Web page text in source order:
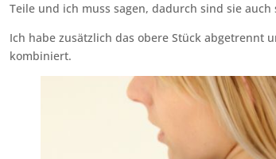
Teile und ich muss sagen, dadurch sind sie
Ich habe zusätzlich das obere Stück abgetrennt
kombiniert.